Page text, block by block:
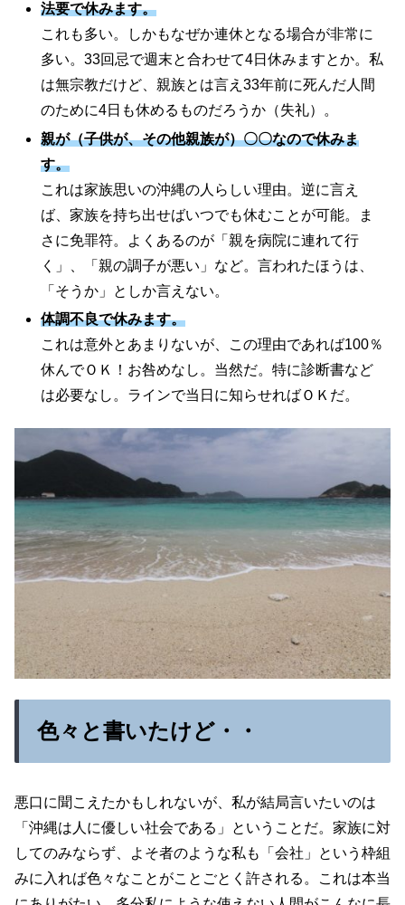
法要で休みます。
これも多い。しかもなぜか連休となる場合が非常に
多い。33回忌で週末と合わせて4日休みますとか。私
は無宗教だけど、親族とは言え33年前に死んだ人間
のために4日も休めるものだろうか（失礼）。
親が（子供が、その他親族が）〇〇なので休みま
す。
これは家族思いの沖縄の人らしい理由。逆に言え
ば、家族を持ち出せばいつでも休むことが可能。ま
さに免罪符。よくあるのが「親を病院に連れて行
く」、「親の調子が悪い」など。言われたほうは、
「そうか」としか言えない。
体調不良で休みます。
これは意外とあまりないが、この理由であれば100％
休んでＯＫ！お咎めなし。当然だ。特に診断書など
は必要なし。ラインで当日に知らせればＯＫだ。
色々と書いたけど・・
悪口に聞こえたかもしれないが、私が結局言いたいのは
「沖縄は人に優しい社会である」ということだ。家族に対
してのみならず、よそ者のような私も「会社」という枠組
みに入れば色々なことがことごとく許される。これは本当